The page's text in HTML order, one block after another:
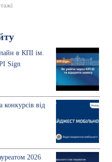
в КПІ ім.
Sign
від
2026